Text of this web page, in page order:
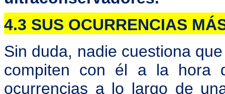
4.3 SUS OCURRENCIAS
Sin duda, nadie cuestiona
compiten con él a la hora
ocurrencias a lo largo de